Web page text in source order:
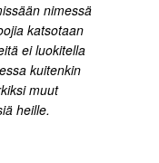
nimessä
katsotaan
ei luokitella
kuitenkin
muut
heille.